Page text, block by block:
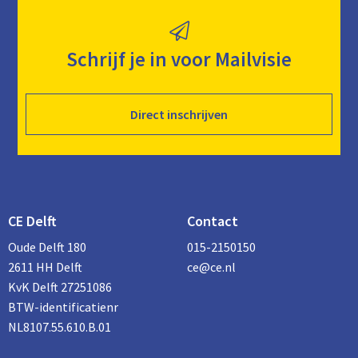
Schrijf je in voor Mailvisie
Direct inschrijven
CE Delft
Oude Delft 180
2611 HH Delft
KvK Delft 27251086
BTW-identificatienr
NL8107.55.610.B.01
Contact
015-2150150
ce@ce.nl